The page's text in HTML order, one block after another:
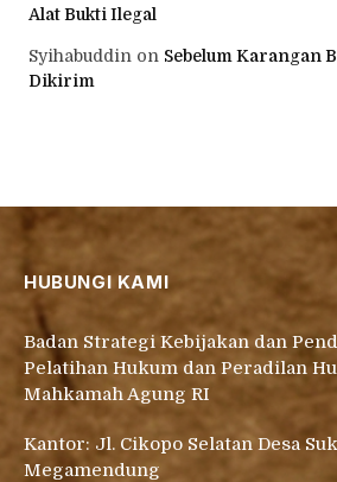
Alat Bukti Ilegal
Syihabuddin on Sebelum Karangan
Dikirim
HUBUNGI KAMI
Badan Strategi Kebijakan dan
Pelatihan Hukum dan Peradilan
Mahkamah Agung RI
Kantor: Jl. Cikopo Selatan Desa
Megamendung